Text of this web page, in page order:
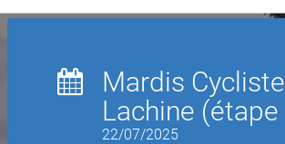
Mardis
Lachine (étape
22/07/2025